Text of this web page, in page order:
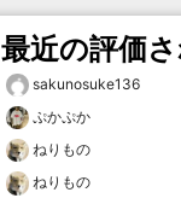
最近の評価
sakunosuke136
ぷかぷか
ねりもの
ねりもの